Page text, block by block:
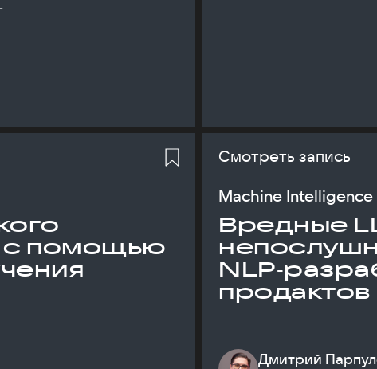
с помощью
Смотреть запись
Machine Intelligence
Вредные
продактов
Дмитрий